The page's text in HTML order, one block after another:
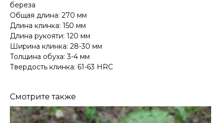
береза
Общая длина: 270 мм
Длина клинка: 150 мм
Длина рукояти: 120 мм
Ширина клинка: 28-30 мм
Толщина обуха: 3-4 мм
Твердость клинка: 61-63 HRC
Смотрите также